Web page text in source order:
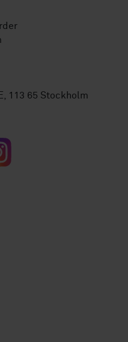
113 65 Stockholm